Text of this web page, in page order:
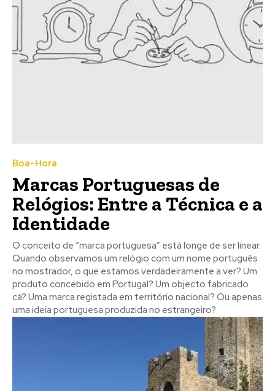
Boa-Hora
Marcas Portuguesas de
Relógios: Entre a Técnica e a
Identidade
O conceito de “marca portuguesa” está longe de ser linear.
Quando observamos um relógio com um nome português
no mostrador, o que estamos verdadeiramente a ver? Um
produto concebido em Portugal? Um objecto fabricado
cá? Uma marca registada em território nacional? Ou apenas
uma ideia portuguesa produzida no estrangeiro?